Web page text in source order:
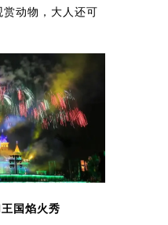
动物，大人还可
国焰火秀